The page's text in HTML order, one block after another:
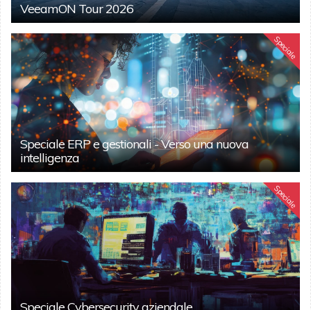
VeeamON Tour 2026
Speciale
Speciale ERP e gestionali - Verso una nuova
intelligenza
Speciale